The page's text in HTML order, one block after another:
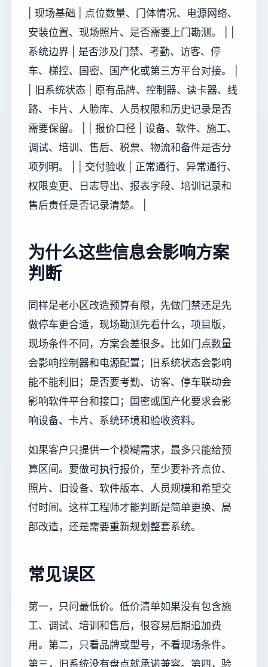
| 现场基础 | 点位数量、门体情况、电源网络、
安装位置、现场照片、是否需要上门勘测。 | |
系统边界 | 是否涉及门禁、考勤、访客、停
车、梯控、国密、国产化或第三方平台对接。 |
| 旧系统状态 | 原有品牌、控制器、读卡器、线
路、卡片、人脸库、人员权限和历史记录是否
需要保留。 | | 报价口径 | 设备、软件、施工、
调试、培训、售后、税票、物流和备件是否分
项列明。 | | 交付验收 | 正常通行、异常通行、
权限变更、日志导出、报表字段、培训记录和
售后责任是否记录清楚。 |
为什么这些信息会影响方案
判断
同样是老小区改造预算有限，先做门禁还是先
做停车更合适，现场勘测先看什么，项目版，
现场条件不同，方案会差很多。比如门点数量
会影响控制器和电源配置；旧系统状态会影响
能不能利旧；是否要考勤、访客、停车联动会
影响软件平台和接口；国密或国产化要求会影
响设备、卡片、系统环境和验收资料。
如果客户只提供一个模糊需求，最多只能给预
算区间。要做可执行报价，至少要补齐点位、
照片、旧设备、软件版本、人员规模和希望交
付时间。这样工程师才能判断是简单更换、局
部改造，还是需要重新规划整套系统。
常见误区
第一，只问最低价。低价清单如果没有包含施
工、调试、培训和售后，很容易后期追加费
用。第二，只看品牌或型号，不看现场条件。
第三，旧系统没有盘点就承诺兼容。第四，验